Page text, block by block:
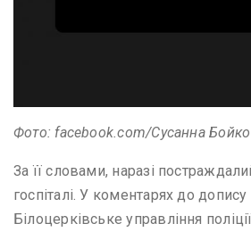
Фото: facebook.com/Сусанна Бойко
За її словами, наразі
госпіталі. У коментарях до
Білоцерківське управління